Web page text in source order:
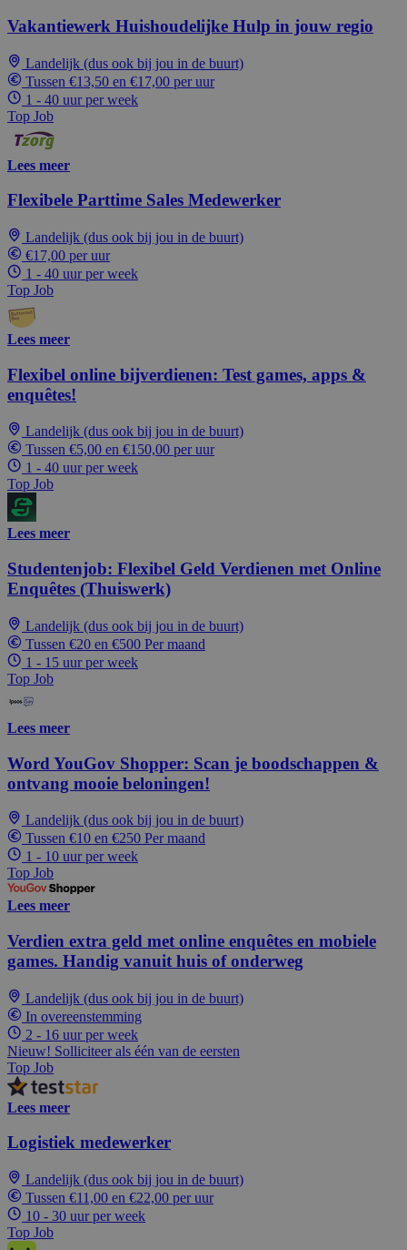
Vakantiewerk Huishoudelijke Hulp in jouw regio
Landelijk (dus ook bij jou in de buurt)
Tussen €13,50 en €17,00 per uur
1 - 40 uur per week
Top Job
Lees meer
Flexibele Parttime Sales Medewerker
Landelijk (dus ook bij jou in de buurt)
€17,00 per uur
1 - 40 uur per week
Top Job
Lees meer
Flexibel online bijverdienen: Test games, apps &
enquêtes!
Landelijk (dus ook bij jou in de buurt)
Tussen €5,00 en €150,00 per uur
1 - 40 uur per week
Top Job
Lees meer
Studentenjob: Flexibel Geld Verdienen met Online
Enquêtes (Thuiswerk)
Landelijk (dus ook bij jou in de buurt)
Tussen €20 en €500 Per maand
1 - 15 uur per week
Top Job
Lees meer
Word YouGov Shopper: Scan je boodschappen &
ontvang mooie beloningen!
Landelijk (dus ook bij jou in de buurt)
Tussen €10 en €250 Per maand
1 - 10 uur per week
Top Job
Lees meer
Verdien extra geld met online enquêtes en mobiele
games. Handig vanuit huis of onderweg
Landelijk (dus ook bij jou in de buurt)
In overeenstemming
2 - 16 uur per week
Nieuw! Solliciteer als één van de eersten
Top Job
Lees meer
Logistiek medewerker
Landelijk (dus ook bij jou in de buurt)
Tussen €11,00 en €22,00 per uur
10 - 30 uur per week
Top Job